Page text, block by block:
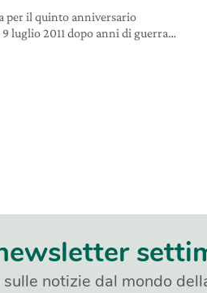
per il quinto anniversario
luglio 2011 dopo anni di guerra
il giovane stato africano del
notizie dal mondo